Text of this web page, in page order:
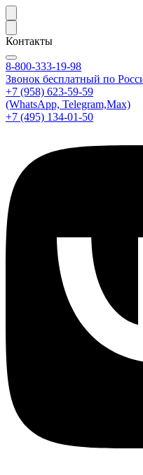
Контакты
8-800-333-19-98
Звонок бесплатный по
+7 (958) 623-59-59
(WhatsApp, Telegram,Max)
+7 (495) 134-01-50